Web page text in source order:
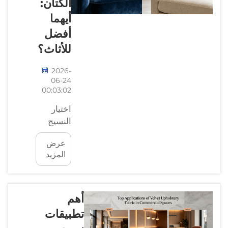
المظهر، لكنه
مصنوع من
مواد صناعية.
كيف يُحدث
الاصطناعي
ثورةً في
الكتان:
أيهما
أفضل
للأثاث؟
2026-
06-24
00:03:02
اختيار
النسيج
المناسب
للأثاث قد
يكون
الخيارات
الشائعة
عرض
المزيد
أهم
تطبيقات